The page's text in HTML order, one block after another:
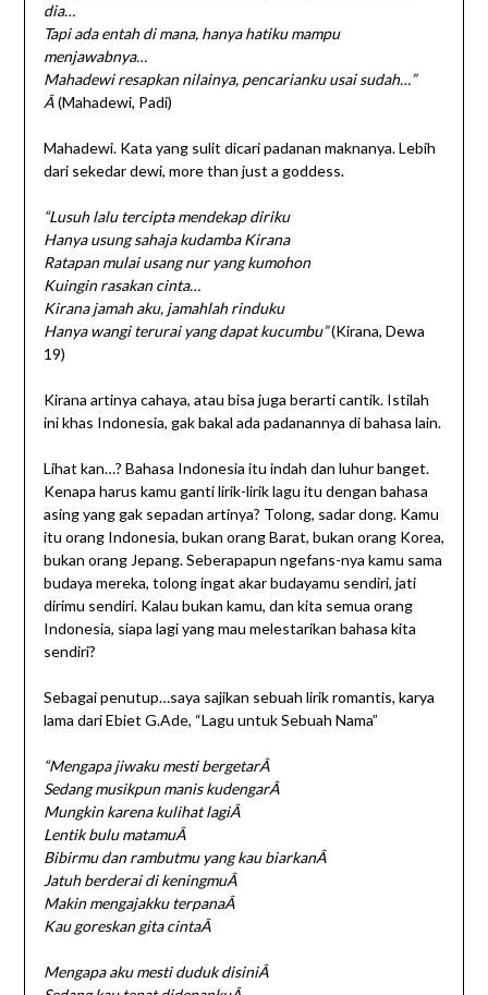
dia…
Tapi ada entah di mana, hanya hatiku mampu
menjawabnya…
Mahadewi resapkan nilainya, pencarianku usai sudah…”
Â(Mahadewi, Padi)
Mahadewi. Kata yang sulit dicari padanan maknanya. Lebih
dari sekedar dewi, more than just a goddess.
“Lusuh lalu tercipta mendekap diriku
Hanya usung sahaja kudamba Kirana
Ratapan mulai usang nur yang kumohon
Kuingin rasakan cinta…
Kirana jamah aku, jamahlah rinduku
Hanya wangi terurai yang dapat kucumbu”(Kirana, Dewa
19)
Kirana artinya cahaya, atau bisa juga berarti cantik. Istilah
ini khas Indonesia, gak bakal ada padanannya di bahasa lain.
Lihat kan…? Bahasa Indonesia itu indah dan luhur banget.
Kenapa harus kamu ganti lirik-lirik lagu itu dengan bahasa
asing yang gak sepadan artinya? Tolong, sadar dong. Kamu
itu orang Indonesia, bukan orang Barat, bukan orang Korea,
bukan orang Jepang. Seberapapun ngefans-nya kamu sama
budaya mereka, tolong ingat akar budayamu sendiri, jati
dirimu sendiri. Kalau bukan kamu, dan kita semua orang
Indonesia, siapa lagi yang mau melestarikan bahasa kita
sendiri?
Sebagai penutup…saya sajikan sebuah lirik romantis, karya
lama dari Ebiet G.Ade, “Lagu untuk Sebuah Nama”
“Mengapa jiwaku mesti bergetarÂ
Sedang musikpun manis kudengarÂ
Mungkin karena kulihat lagiÂ
Lentik bulu matamuÂ
Bibirmu dan rambutmu yang kau biarkanÂ
Jatuh berderai di keningmuÂ
Makin mengajakku terpanaÂ
Kau goreskan gita cintaÂ
Mengapa aku mesti duduk disiniÂ